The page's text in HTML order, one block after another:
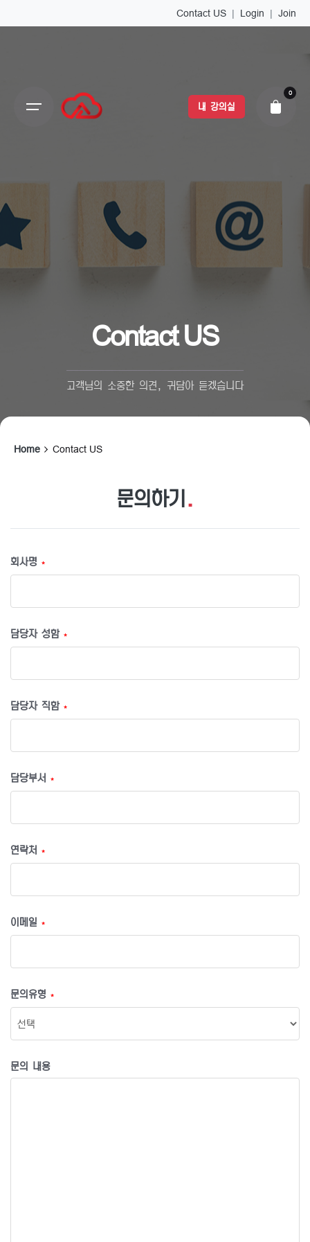
Join
|
Login
|
Contact US
내 강의실
0
Contact US
고객님의 소중한 의견, 귀담아 듣겠습니다
Home Contact US
문의하기 .
회사명 *
담당자 성함 *
담당자 직함 *
담당부서 *
연락처 *
이메일 *
문의유형 *
문의 내용